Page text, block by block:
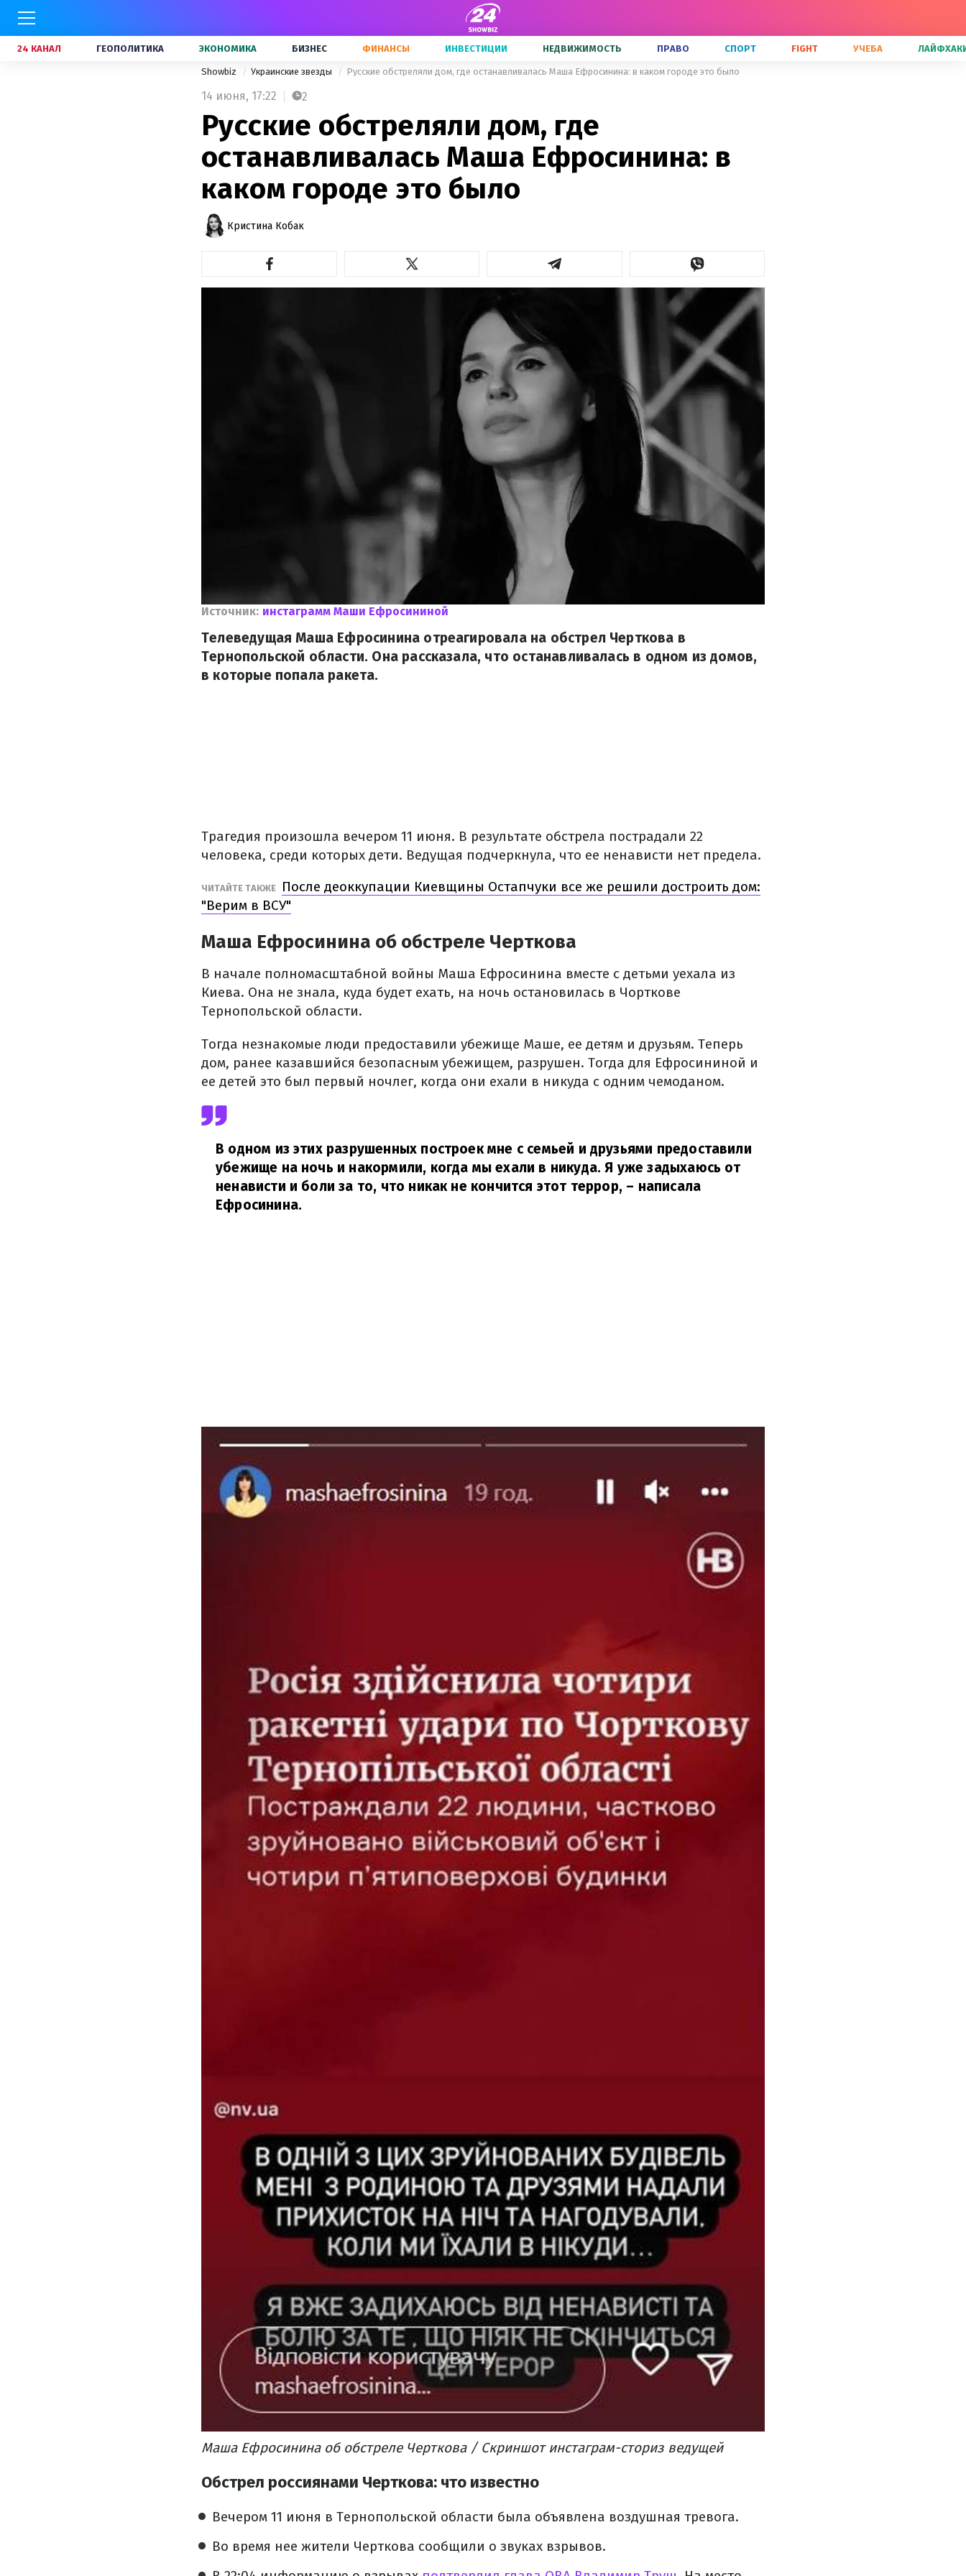
24 КАНАЛ ГЕОПОЛИТИКА ЭКОНОМИКА БИЗНЕС ФИНАНСЫ ИНВЕСТИЦИИ НЕДВИЖИМОСТЬ ПРАВО СПОРТ FIGHT УЧЕБА
Showbiz Украинские звезды Русские обстреляли дом, где останавливалась Маша Ефросинина: в каком городе это было
14 июня, 17:22 2
Русские обстреляли дом, где
останавливалась Маша Ефросинина: в
каком городе это было
Кристина Кобак
Источник: инстаграмм Маши Ефросининой
Телеведущая Маша Ефросинина отреагировала на обстрел Черткова в
Тернопольской области. Она рассказала, что останавливалась в одном из домов,
в которые попала ракета.
Трагедия произошла вечером 11 июня. В результате обстрела пострадали 22
человека, среди которых дети. Ведущая подчеркнула, что ее ненависти нет предела.
ЧИТАЙТЕ ТАКЖЕ
После деоккупации Киевщины Остапчуки все же решили достроить дом:
"Верим в ВСУ"
Маша Ефросинина об обстреле Черткова
В начале полномасштабной войны Маша Ефросинина вместе с детьми уехала из
Киева. Она не знала, куда будет ехать, на ночь остановилась в Чорткове
Тернопольской области.
Тогда незнакомые люди предоставили убежище Маше, ее детям и друзьям. Теперь
дом, ранее казавшийся безопасным убежищем, разрушен. Тогда для Ефросининой и
ее детей это был первый ночлег, когда они ехали в никуда с одним чемоданом.
В одном из этих разрушенных построек мне с семьей и друзьями предоставили
убежище на ночь и накормили, когда мы ехали в никуда. Я уже задыхаюсь от
ненависти и боли за то, что никак не кончится этот террор, – написала
Ефросинина.
Маша Ефросинина об обстреле Черткова / Скриншот инстаграм-сториз ведущей
Обстрел россиянами Черткова: что известно
Вечером 11 июня в Тернопольской области была объявлена воздушная тревога.
Во время нее жители Черткова сообщили о звуках взрывов.